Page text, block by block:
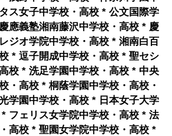
ス女子中学校・高校 * 公文国際学
應義塾湘南藤沢中学校・高校 * 慶
ジオ学院中学校・高校 * 湘南白百
* 逗子開成中学校・高校 * 聖セシ
校 * 洗足学園中学校・高校 * 中央
・高校 * 桐蔭学園中学校・高校・
学園中学校・高校 * 日本女子大学
フェリス女学院中学校・高校 * 法
高校 * 聖園女学院中学校・高校 *